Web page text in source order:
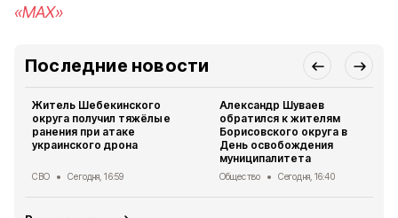
«MAX»
Последние новости
Житель Шебекинского
округа получил тяжёлые
ранения при атаке
украинского дрона
СВО Сегодня, 16:59
Александр Шуваев
обратился к жителям
Борисовского округа в
День освобождения
муниципалитета
Общество Сегодня, 16:40